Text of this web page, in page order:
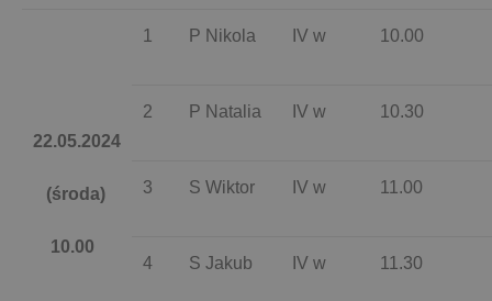
22.05.2024
(środa)
10.00
1 P Nikola IV w 10.00
2 P Natalia IV w 10.30
3 S Wiktor IV w 11.00
4 S Jakub IV w 11.30